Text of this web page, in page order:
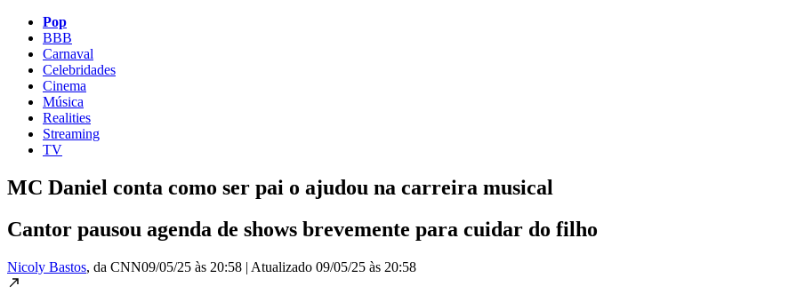
Pop
BBB
Carnaval
Celebridades
Cinema
Música
Realities
Streaming
TV
MC Daniel conta como ser pai o ajudou na carreira musical
Cantor pausou agenda de shows brevemente para cuidar do filho
Nicoly Bastos, da CNN09/05/25 às 20:58 | Atualizado 09/05/25 às 20:58